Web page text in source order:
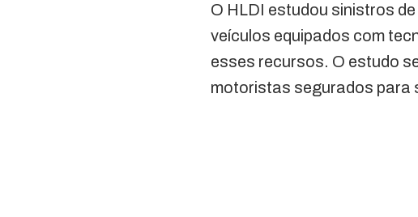
O HLDI estudou sinistros
veículos equipados com
esses recursos. O estudo
motoristas segurados para